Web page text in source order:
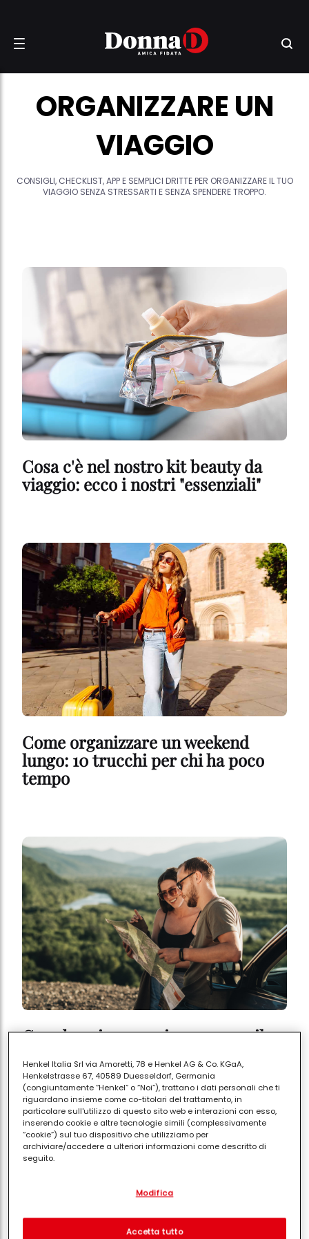
ORGANIZZARE UN
VIAGGIO
CONSIGLI, CHECKLIST, APP E SEMPLICI DRITTE PER ORGANIZZARE IL TUO
VIAGGIO SENZA STRESSARTI E SENZA SPENDERE TROPPO.
Cosa c'è nel nostro kit beauty da
viaggio: ecco i nostri "essenziali"
Come organizzare un weekend
lungo: 10 trucchi per chi ha poco
tempo
Caro benzina: conviene ancora il
l'estate
Henkel Italia Srl via Amoretti, 78 e Henkel AG & Co. KGaA,
Henkelstrasse 67, 40589 Duesseldorf, Germania
(congiuntamente “Henkel” o “Noi”), trattano i dati personali che ti
riguardano insieme come co-titolari del trattamento, in
particolare sull'utilizzo di questo sito web e interazioni con esso,
inserendo cookie e altre tecnologie simili (complessivamente
“cookie”) sul tuo dispositivo che utilizziamo per
archiviare/accedere a ulteriori informazioni come descritto di
seguito.
separati o co-titolari come indicato nella nostra Informativa sulla
pixel, impronte digitali e tecnologie simili" utilizzeremo anche
cookie ed elaboreremo i dati relativi a te per
Modifica
Accetta tutto